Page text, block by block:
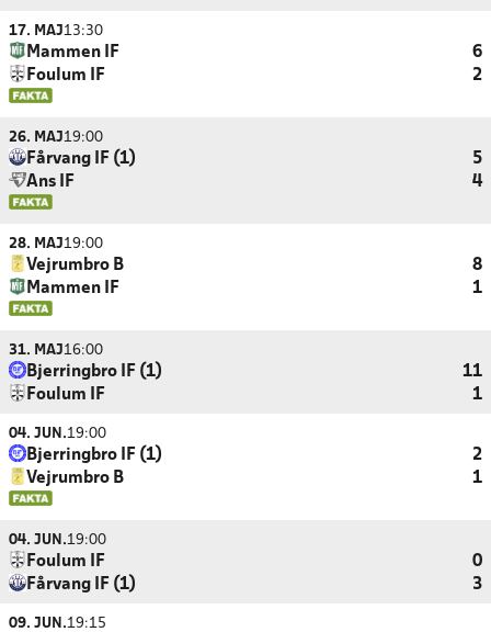
17. MAJ13:30
Mammen IF
6
Foulum IF
2
26. MAJ19:00
Fårvang IF (1)
5
Ans IF
4
28. MAJ19:00
Vejrumbro B
8
Mammen IF
1
31. MAJ16:00
Bjerringbro IF (1)
11
Foulum IF
1
04. JUN.19:00
Bjerringbro IF (1)
2
Vejrumbro B
1
04. JUN.19:00
Foulum IF
0
Fårvang IF (1)
3
09. JUN.19:15